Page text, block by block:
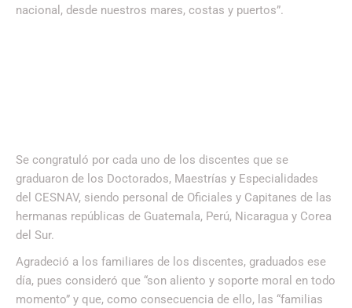
nacional, desde nuestros mares, costas y puertos”.
Se congratuló por cada uno de los discentes que se
graduaron de los Doctorados, Maestrías y Especialidades
del CESNAV, siendo personal de Oficiales y Capitanes de las
hermanas repúblicas de Guatemala, Perú, Nicaragua y Corea
del Sur.
Agradeció a los familiares de los discentes, graduados ese
día, pues consideró que “son aliento y soporte moral en todo
momento” y que, como consecuencia de ello, las “familias